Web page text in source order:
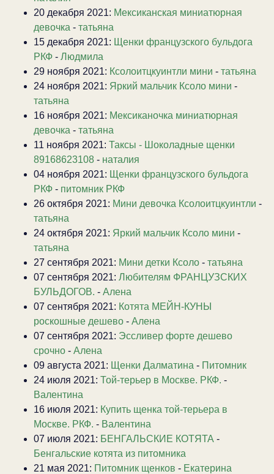
20 декабря 2021: Мексиканская миниатюрная
девочка - татьяна
15 декабря 2021: Щенки французского бульдога
РКФ - Людмила
29 ноября 2021: Ксолоитцкуинтли мини - татьяна
24 ноября 2021: Яркий мальчик Ксоло мини -
татьяна
16 ноября 2021: Мексиканочка миниатюрная
девочка - татьяна
11 ноября 2021: Таксы - Шоколадные щенки
89168623108 - наталия
04 ноября 2021: Щенки французского бульдога
РКФ - питомник РКФ
26 октября 2021: Мини девочка Ксолоитцкуинтли -
татьяна
24 октября 2021: Яркий мальчик Ксоло мини -
татьяна
27 сентября 2021: Мини детки Ксоло - татьяна
07 сентября 2021: Любителям ФРАНЦУЗСКИХ
БУЛЬДОГОВ. - Алена
07 сентября 2021: Котята МЕЙН-КУНЫ
роскошные дешево - Алена
07 сентября 2021: Эссливер форте дешево
срочно - Алена
09 августа 2021: Щенки Далматина - Питомник
24 июля 2021: Той-терьер в Москве. РКФ. -
Валентина
16 июля 2021: Купить щенка той-терьера в
Москве. РКФ. - Валентина
07 июля 2021: БЕНГАЛЬСКИЕ КОТЯТА -
Бенгальские котята из питомника
21 мая 2021: Питомник щенков - Екатерина